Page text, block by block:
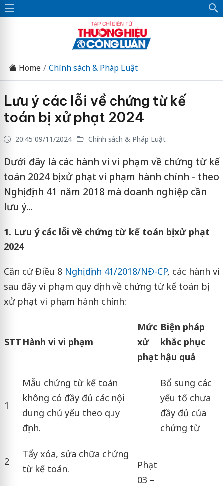
Home Chính sách & Pháp Luật
Lưu ý các lỗi về chứng từ kế
toán bị xử phạt 2024
20:45 09/11/2024 Chính sách & Pháp Luật
Dưới đây là các hành vi vi phạm về chứng từ kế
toán 2024 bị xử phạt vi phạm hành chính - theo
Nghị định 41 năm 2018 mà doanh nghiệp cần
lưu ý...
1. Lưu ý các lỗi về chứng từ kế toán bị xử phạt
2024
Căn cứ Điều 8 Nghị định 41/2018/NĐ-CP, các hành vi
sau đây vi phạm quy định về chứng từ kế toán bị
xử phạt vi phạm hành chính:
STT Hành vi vi phạm
Mức
xử
phạt
Biện pháp
khắc phục
hậu quả
1
Mẫu chứng từ kế toán
không có đầy đủ các nội
dung chủ yếu theo quy
định.
Phạt
03 –
Bổ sung các
yếu tố chưa
đầy đủ của
chứng từ
2
Tẩy xóa, sửa chữa chứng
từ kế toán.